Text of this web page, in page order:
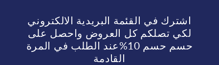
اشترك في القئمة البريدية الالكتروني
لكي تصلكم كل العروض واحصل على
حسم حسم 10%عند الطلب في المرة
القادمة